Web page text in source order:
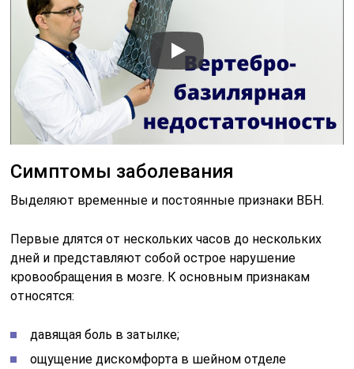
Симптомы заболевания
Выделяют временные и постоянные признаки ВБН.
Первые длятся от нескольких часов до нескольких
дней и представляют собой острое нарушение
кровообращения в мозге. К основным признакам
относятся:
давящая боль в затылке;
ощущение дискомфорта в шейном отделе